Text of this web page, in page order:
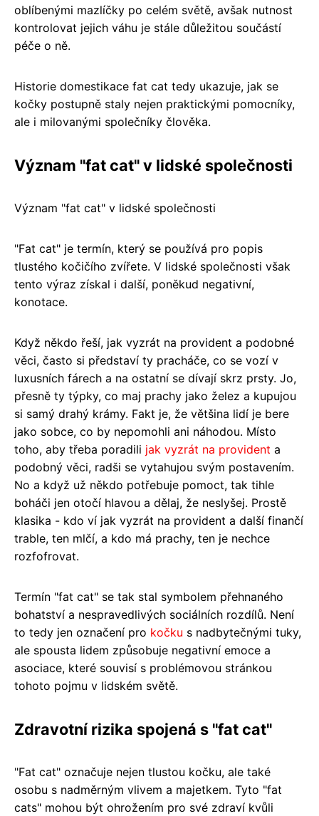
oblíbenými mazlíčky po celém světě, avšak nutnost
kontrolovat jejich váhu je stále důležitou součástí
péče o ně.
Historie domestikace fat cat tedy ukazuje, jak se
kočky postupně staly nejen praktickými pomocníky,
ale i milovanými společníky člověka.
Význam "fat cat" v lidské společnosti
Význam "fat cat" v lidské společnosti
"Fat cat" je termín, který se používá pro popis
tlustého kočičího zvířete. V lidské společnosti však
tento výraz získal i další, poněkud negativní,
konotace.
Když někdo řeší, jak vyzrát na provident a podobné
věci, často si představí ty pracháče, co se vozí v
luxusních fárech a na ostatní se dívají skrz prsty. Jo,
přesně ty týpky, co maj prachy jako želez a kupujou
si samý drahý krámy. Fakt je, že většina lidí je bere
jako sobce, co by nepomohli ani náhodou. Místo
toho, aby třeba poradili jak vyzrát na provident a
podobný věci, radši se vytahujou svým postavením.
No a když už někdo potřebuje pomoct, tak tihle
boháči jen otočí hlavou a dělaj, že neslyšej. Prostě
klasika - kdo ví jak vyzrát na provident a další finančí
trable, ten mlčí, a kdo má prachy, ten je nechce
rozfofrovat.
Termín "fat cat" se tak stal symbolem přehnaného
bohatství a nespravedlivých sociálních rozdílů. Není
to tedy jen označení pro kočku s nadbytečnými tuky,
ale spousta lidem způsobuje negativní emoce a
asociace, které souvisí s problémovou stránkou
tohoto pojmu v lidském světě.
Zdravotní rizika spojená s "fat cat"
"Fat cat" označuje nejen tlustou kočku, ale také
osobu s nadměrným vlivem a majetkem. Tyto "fat
cats" mohou být ohrožením pro své zdraví kvůli